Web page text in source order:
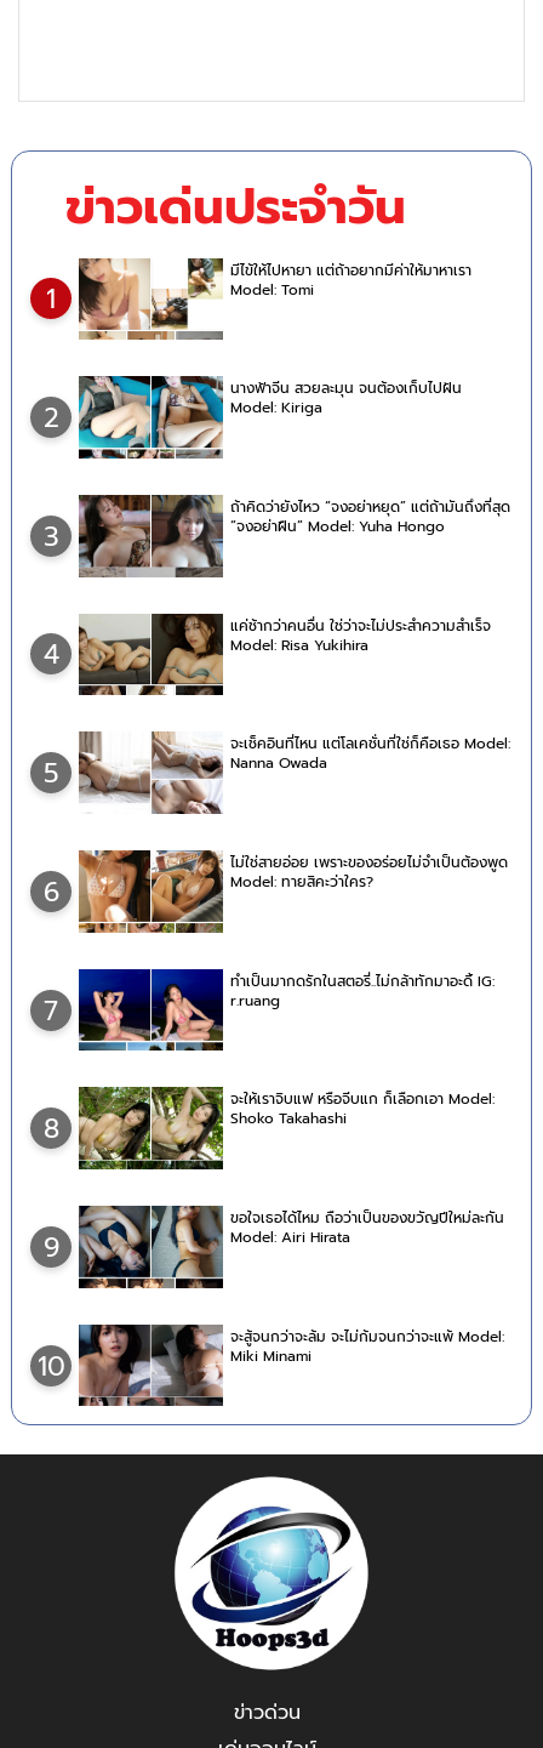
ข่าวเด่นประจำวัน
1
มีไข้ให้ไปหายา แต่ถ้าอยากมีค่าให้มาหาเรา
Model: Tomi
2
นางฟ้าจีน สวยละมุน จนต้องเก็บไปฝัน
Model: Kiriga
3
ถ้าคิดว่ายังไหว “จงอย่าหยุด” แต่ถ้ามันถึงที่สุด
“จงอย่าฝืน” Model: Yuha Hongo
4
แค่ช้ากว่าคนอื่น ใช่ว่าจะไม่ประสำความสำเร็จ
Model: Risa Yukihira
5
จะเช็คอินที่ไหน แต่โลเคชั่นที่ใช่ก็คือเธอ Model:
Nanna Owada
6
ไม่ใช่สายอ่อย เพราะของอร่อยไม่จำเป็นต้องพูด
Model: ทายสิคะว่าใคร?
7
ทำเป็นมากดรักในสตอรี่..ไม่กล้าทักมาอะดิ้ IG:
r.ruang
8
จะให้เราจิบแฟ หรือจีบแก ก็เลือกเอา Model:
Shoko Takahashi
9
ขอใจเธอได้ไหม ถือว่าเป็นของขวัญปีใหม่ละกัน
Model: Airi Hirata
10
จะสู้จนกว่าจะล้ม จะไม่ก้มจนกว่าจะแพ้ Model:
Miki Minami
ข่าวด่วน